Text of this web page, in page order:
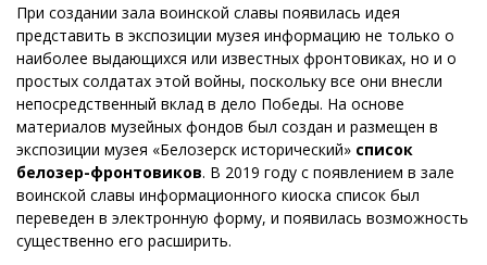
При создании зала воинской славы появилась идея
представить в экспозиции музея информацию не только о
наиболее выдающихся или известных фронтовиках, но и о
простых солдатах этой войны, поскольку все они внесли
непосредственный вклад в дело Победы. На основе
материалов музейных фондов был создан и размещен в
экспозиции музея «Белозерск исторический» список
белозер-фронтовиков. В 2019 году с появлением в зале
воинской славы информационного киоска список был
переведен в электронную форму, и появилась возможность
существенно его расширить.